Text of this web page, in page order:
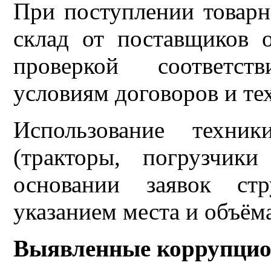
При поступлении
склад от поставщиков
проверкой
условиям договоров и
Использование
(тракторы,
основании заявок
указанием места и
Выявленные